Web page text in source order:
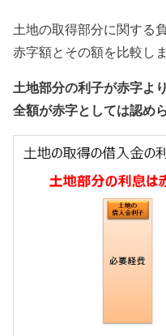
土地の取得部分に関する
赤字額とその額を比較しま
土地部分の利子が赤字よ
全額が赤字としては認め